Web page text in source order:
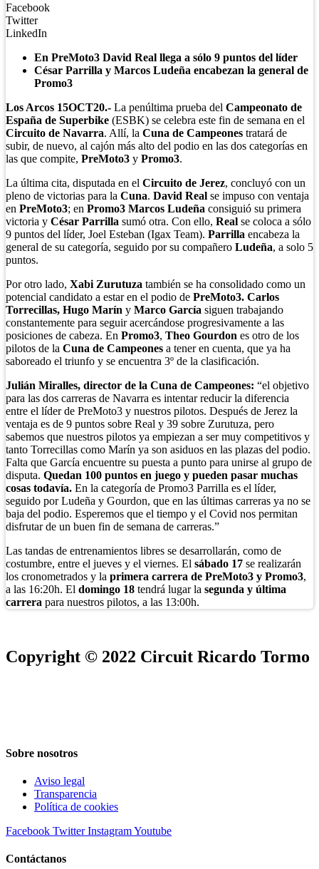
Facebook
Twitter
LinkedIn
En PreMoto3 David Real llega a sólo 9 puntos del líder
César Parrilla y Marcos Ludeña encabezan la general de
Promo3
Los Arcos 15OCT20.- La penúltima prueba del Campeonato de
España de Superbike (ESBK) se celebra este fin de semana en el
Circuito de Navarra. Allí, la Cuna de Campeones tratará de
subir, de nuevo, al cajón más alto del podio en las dos categorías en
las que compite, PreMoto3 y Promo3.
La última cita, disputada en el Circuito de Jerez, concluyó con un
pleno de victorias para la Cuna. David Real se impuso con ventaja
en PreMoto3; en Promo3 Marcos Ludeña consiguió su primera
victoria y César Parrilla sumó otra. Con ello, Real se coloca a sólo
9 puntos del líder, Joel Esteban (Igax Team). Parrilla encabeza la
general de su categoría, seguido por su compañero Ludeña, a solo 5
puntos.
Por otro lado, Xabi Zurutuza también se ha consolidado como un
potencial candidato a estar en el podio de PreMoto3. Carlos
Torrecillas, Hugo Marín y Marco García siguen trabajando
constantemente para seguir acercándose progresivamente a las
posiciones de cabeza. En Promo3, Theo Gourdon es otro de los
pilotos de la Cuna de Campeones a tener en cuenta, que ya ha
saboreado el triunfo y se encuentra 3º de la clasificación.
Julián Miralles, director de la Cuna de Campeones: “el objetivo
para las dos carreras de Navarra es intentar reducir la diferencia
entre el líder de PreMoto3 y nuestros pilotos. Después de Jerez la
ventaja es de 9 puntos sobre Real y 39 sobre Zurutuza, pero
sabemos que nuestros pilotos ya empiezan a ser muy competitivos y
tanto Torrecillas como Marín ya son asiduos en las plazas del podio.
Falta que García encuentre su puesta a punto para unirse al grupo de
disputa. Quedan 100 puntos en juego y pueden pasar muchas
cosas todavía. En la categoría de Promo3 Parrilla es el líder,
seguido por Ludeña y Gourdon, que en las últimas carreras ya no se
baja del podio. Esperemos que el tiempo y el Covid nos permitan
disfrutar de un buen fin de semana de carreras.”
Las tandas de entrenamientos libres se desarrollarán, como de
costumbre, entre el jueves y el viernes. El sábado 17 se realizarán
los cronometrados y la primera carrera de PreMoto3 y Promo3,
a las 16:20h. El domingo 18 tendrá lugar la segunda y última
carrera para nuestros pilotos, a las 13:00h.
Copyright © 2022 Circuit Ricardo Tormo
Sobre nosotros
Aviso legal
Transparencia
Política de cookies
Facebook Twitter InstagramYoutube
Contáctanos